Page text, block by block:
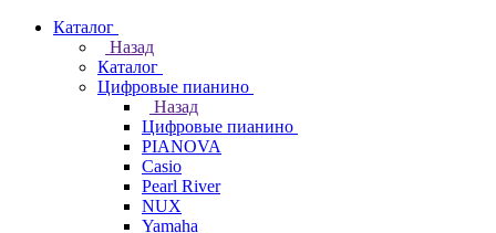
Каталог
Назад
Каталог
Цифровые пианино
Назад
Цифровые пианино
PIANOVA
Casio
Pearl River
NUX
Yamaha